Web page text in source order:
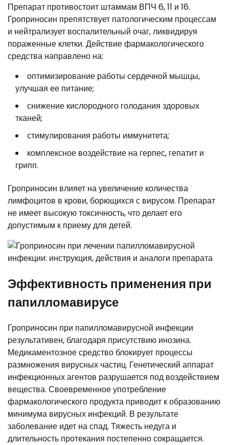
Препарат противостоит штаммам ВПЧ 6, 11 и 16.
Гроприносин препятствует патологическим процессам
и нейтрализует воспалительный очаг, ликвидируя
пораженные клетки. Действие фармакологического
средства направлено на:
оптимизирование работы сердечной мышцы,
улучшая ее питание;
снижение кислородного голодания здоровых
тканей;
стимулирования работы иммунитета;
комплексное воздействие на герпес, гепатит и
грипп.
Гроприносин влияет на увеличение количества
лимфоцитов в крови, борющихся с вирусом. Препарат
не имеет высокую токсичность, что делает его
допустимым к приему для детей.
Эффективность применения при
папилломавирусе
Гроприносин при папилломавирусной инфекции
результативен, благодаря присутствию инозина.
Медикаментозное средство блокирует процессы
размножения вирусных частиц. Генетический аппарат
инфекционных агентов разрушается под воздействием
вещества. Своевременное употребление
фармакологического продукта приводит к образованию
минимума вирусных инфекций. В результате
заболевание идет на спад. Тяжесть недуга и
длительность протекания постепенно сокращается.